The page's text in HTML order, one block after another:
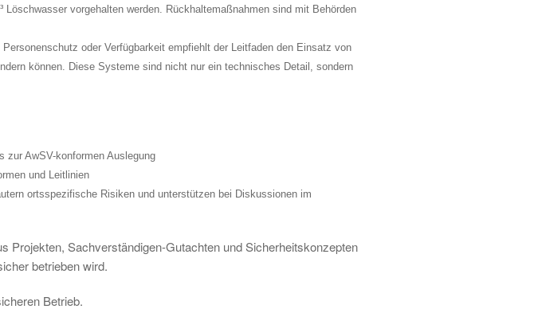
vorgehalten werden. Rückhaltemaßnahmen sind mit Behörden
oder Verfügbarkeit empfiehlt der Leitfaden den Einsatz von
können. Diese Systeme sind nicht nur ein technisches Detail, sondern
zur AwSV-konformen Auslegung
und Leitlinien
ortsspezifische Risiken und unterstützen bei Diskussionen im
Projekten, Sachverständigen-Gutachten und Sicherheitskonzepten
betrieben wird.
Betrieb.